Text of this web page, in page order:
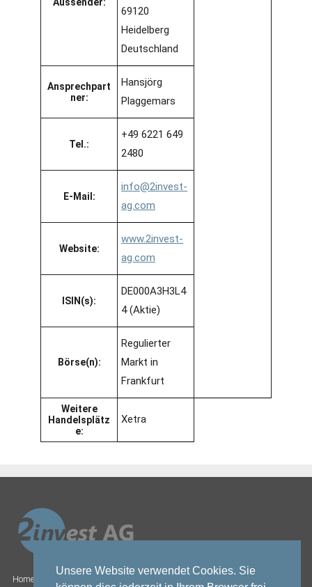
Unsere Website verwendet Cookies. Sie
69120
Heidelberg
Deutschland
Ansprechpart
ner:
Hansjörg
Plaggemars
Tel.:
+49 6221 649
2480
E-Mail:
info@2invest-
ag.com
Website:
www.2invest-
ag.com
ISIN(s):
DE000A3H3L4
4 (Aktie)
Börse(n):
Regulierter
Markt in
Frankfurt
Weitere
Handelsplätz
e:
Xetra
Home